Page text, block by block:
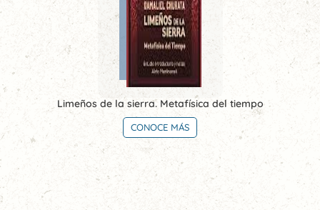
Limeños de la sierra. Metafísica del tiempo
CONOCE MÁS